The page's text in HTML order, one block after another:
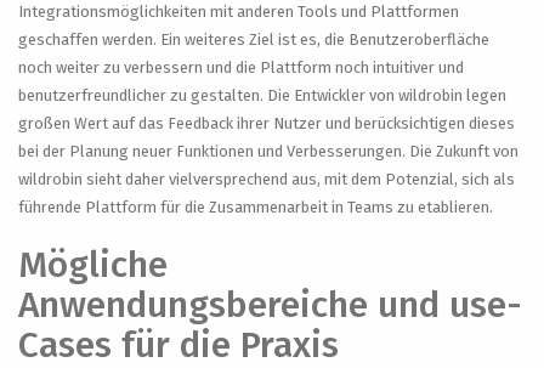
Integrationsmöglichkeiten mit anderen Tools und Plattformen
geschaffen werden. Ein weiteres Ziel ist es, die Benutzeroberfläche
noch weiter zu verbessern und die Plattform noch intuitiver und
benutzerfreundlicher zu gestalten. Die Entwickler von wildrobin legen
großen Wert auf das Feedback ihrer Nutzer und berücksichtigen dieses
bei der Planung neuer Funktionen und Verbesserungen. Die Zukunft von
wildrobin sieht daher vielversprechend aus, mit dem Potenzial, sich als
führende Plattform für die Zusammenarbeit in Teams zu etablieren.
Mögliche
Anwendungsbereiche und use-
Cases für die Praxis